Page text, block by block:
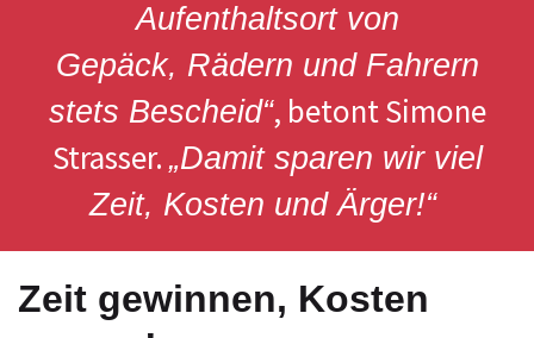
Aufenthaltsort von
Gepäck, Rädern und Fahrern
stets Bescheid“, betont Simone
Strasser. „Damit sparen wir viel
Zeit, Kosten und Ärger!“
Zeit gewinnen, Kosten